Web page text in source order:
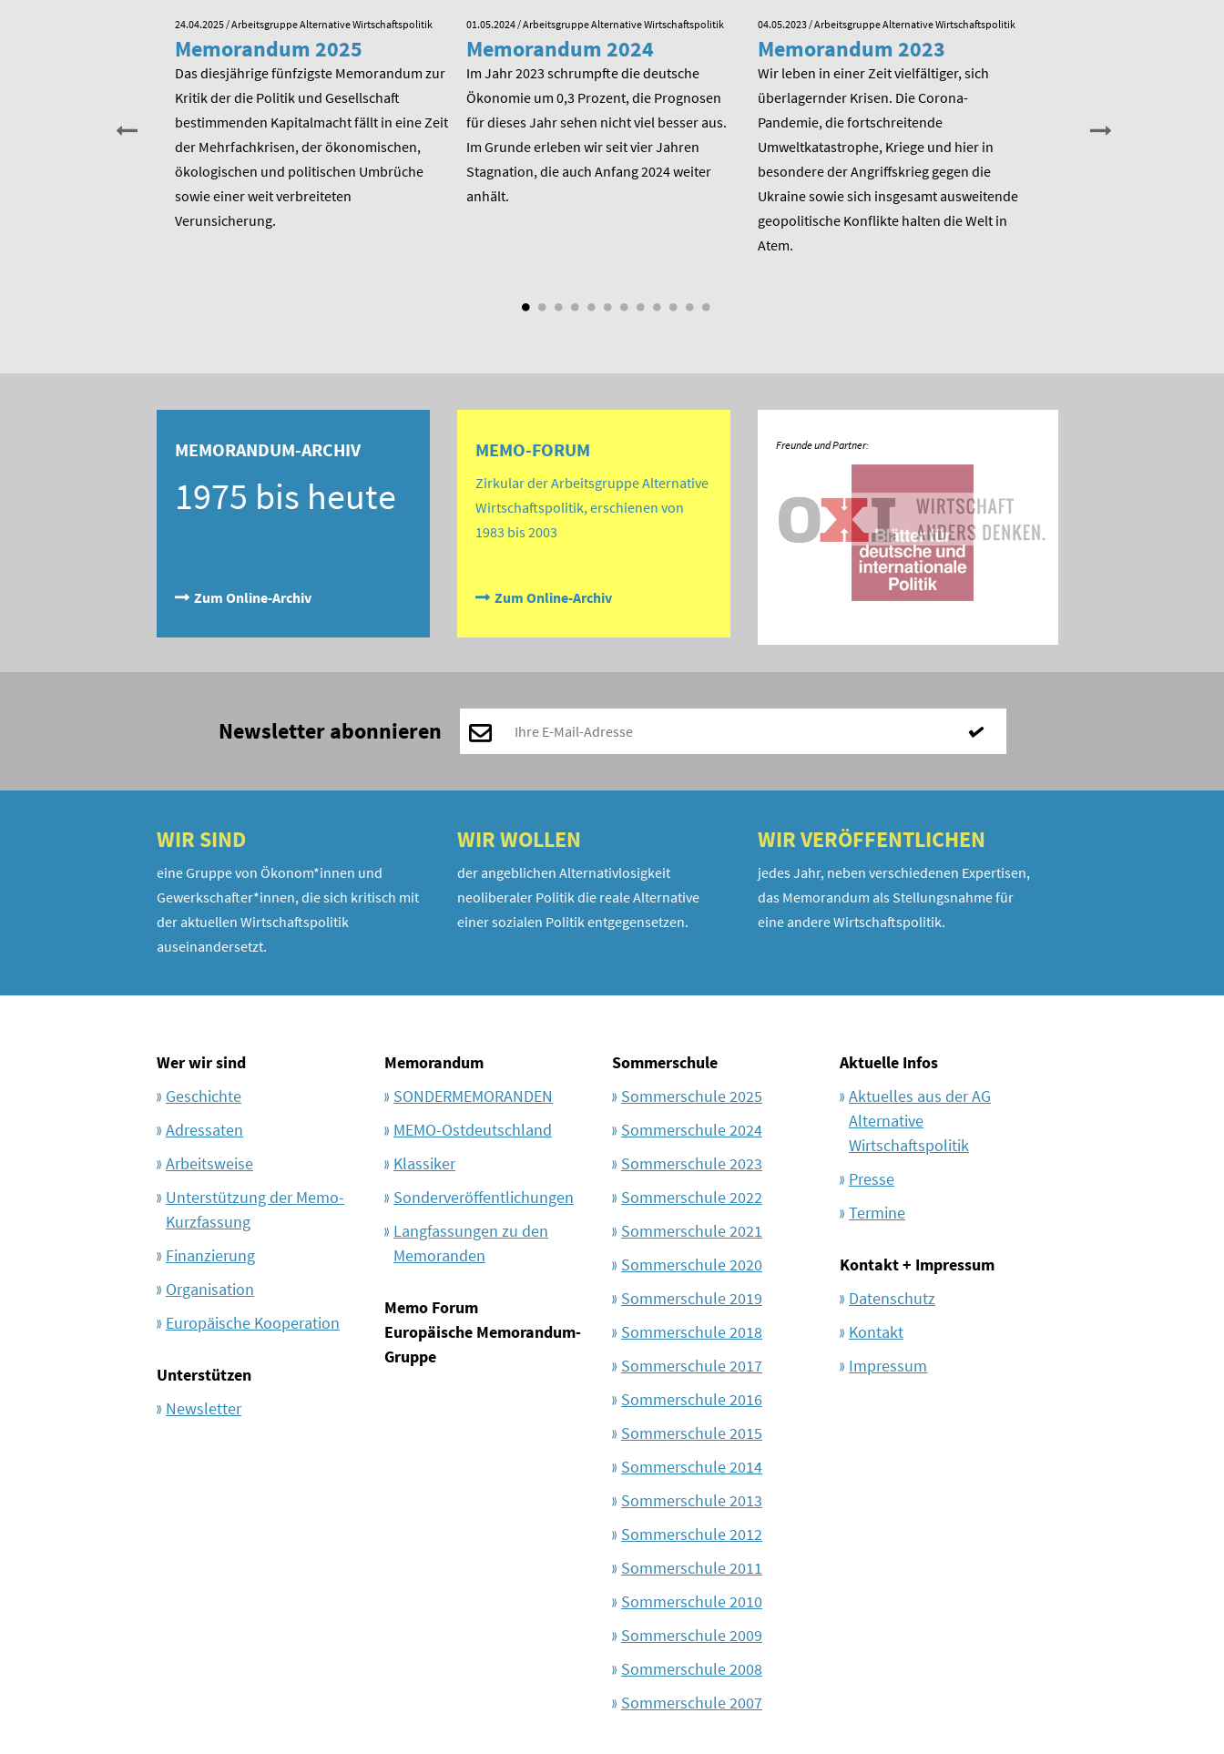
24.04.2025/ Arbeitsgruppe Alternative Wirtschaftspolitik
Memorandum 2025
Das diesjährige fünfzigste Memorandum zur
Kritik der die Politik und Gesellschaft
bestimmenden Kapitalmacht fällt in eine Zeit
der Mehrfachkrisen, der ökonomischen,
ökologischen und politischen Umbrüche
sowie einer weit verbreiteten
Verunsicherung.
01.05.2024/ Arbeitsgruppe Alternative Wirtschaftspolitik
Memorandum 2024
Im Jahr 2023 schrumpfte die deutsche
Ökonomie um 0,3 Prozent, die Prognosen
für dieses Jahr sehen nicht viel besser aus.
Im Grunde erleben wir seit vier Jahren
Stagnation, die auch Anfang 2024 weiter
anhält.
04.05.2023/ Arbeitsgruppe Alternative Wirtschaftspolitik
Memorandum 2023
Wir leben in einer Zeit vielfältiger, sich
überlagernder Krisen. Die Corona-
Pandemie, die fortschreitende
Umweltkatastrophe, Kriege und hier in
besondere der Angriffskrieg gegen die
Ukraine sowie sich insgesamt ausweitende
geopolitische Konflikte halten die Welt in
Atem.
die Arbeitsgruppe
MEMORANDUM-ARCHIV
1975 bis heute
Zum Online-Archiv
MEMO-FORUM
Zirkular der Arbeitsgruppe Alternative
Wirtschaftspolitik, erschienen von
1983 bis 2003
Zum Online-Archiv
Newsletter abonnieren
WIR SIND
eine Gruppe von Ökonom*innen und
Gewerkschafter*innen, die sich kritisch mit
der aktuellen Wirtschaftspolitik
auseinandersetzt.
WIR WOLLEN
der angeblichen Alternativlosigkeit
neoliberaler Politik die reale Alternative
einer sozialen Politik entgegensetzen.
WIR VERÖFFENTLICHEN
jedes Jahr, neben verschiedenen Expertisen,
das Memorandum als Stellungsnahme für
eine andere Wirtschaftspolitik.
Wer wir sind
Geschichte
Adressaten
Arbeitsweise
Unterstützung der Memo-
Kurzfassung
Finanzierung
Organisation
Europäische Kooperation
Unterstützen
Newsletter
Memorandum
SONDERMEMORANDEN
MEMO-Ostdeutschland
Klassiker
Sonderveröffentlichungen
Langfassungen zu den
Memoranden
Memo Forum
Europäische Memorandum-
Gruppe
Sommerschule
Sommerschule 2025
Sommerschule 2024
Sommerschule 2023
Sommerschule 2022
Sommerschule 2021
Sommerschule 2020
Sommerschule 2019
Sommerschule 2018
Sommerschule 2017
Sommerschule 2016
Sommerschule 2015
Sommerschule 2014
Sommerschule 2013
Sommerschule 2012
Sommerschule 2011
Sommerschule 2010
Sommerschule 2009
Sommerschule 2008
Sommerschule 2007
Aktuelle Infos
Aktuelles aus der AG
Alternative
Wirtschaftspolitik
Presse
Termine
Kontakt + Impressum
Datenschutz
Kontakt
Impressum